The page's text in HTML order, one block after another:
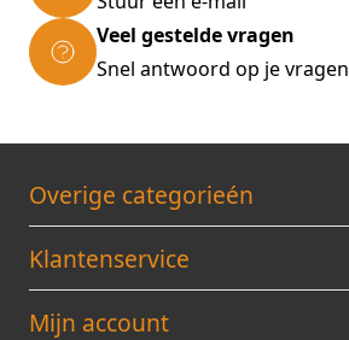
Veel gestelde vragen
Snel antwoord op je vragen
Overige categorieén
Klantenservice
Mijn account